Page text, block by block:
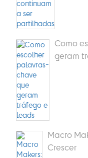
Como
geram
Macro
Crescer